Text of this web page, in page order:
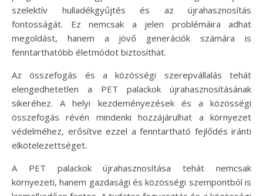
szelektív hulladékgyűjtés és az újrahasznosítás
fontosságát. Ez nemcsak a jelen problémáira adhat
megoldást, hanem a jövő generációk számára is
fenntarthatóbb életmódot biztosíthat.
Az összefogás és a közösségi szerepvállalás tehát
elengedhetetlen a PET palackok újrahasznosításának
sikeréhez. A helyi kezdeményezések és a közösségi
összefogás révén mindenki hozzájárulhat a környezet
védelméhez, erősítve ezzel a fenntartható fejlődés iránti
elkötelezettséget.
A PET palackok újrahasznosítása tehát nemcsak
környezeti, hanem gazdasági és közösségi szempontból is